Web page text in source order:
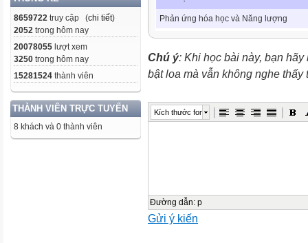
8659722 truy cập (chi tiết)
2052 trong hôm nay
20078055 lượt xem
3250 trong hôm nay
15281524 thành viên
THÀNH VIÊN TRỰC TUYẾN
8 khách và 0 thành viên
Phản ứng hóa học và Năng lượng
Chú ý: Khi học bài này, bạn
bật loa mà vẫn không nghe
Kích thước font
Đường dẫn: p
Gửi ý kiến